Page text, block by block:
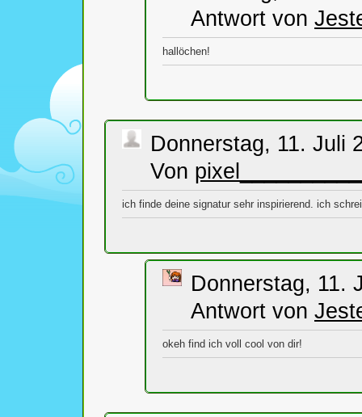
Antwort von
hallöchen!
Donnerstag, 11. Juli
Von
ich finde deine signatur sehr inspirierend. ich
Donnerstag, 11.
Antwort von
okeh find ich voll cool von dir!